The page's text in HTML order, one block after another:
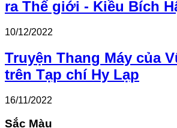
ra Thế giới - Kiều Bích
10/12/2022
Truyện Thang Máy của
trên Tạp chí Hy Lạp
16/11/2022
Sắc Màu